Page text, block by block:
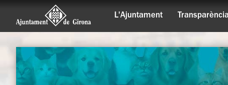
L'Ajuntament Transparència